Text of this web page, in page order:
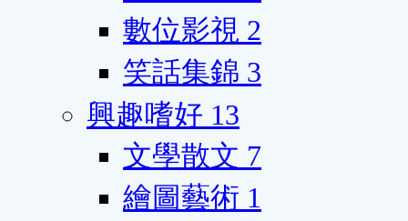
數位影視 2
笑話集錦 3
興趣嗜好 13
文學散文 7
繪圖藝術 1